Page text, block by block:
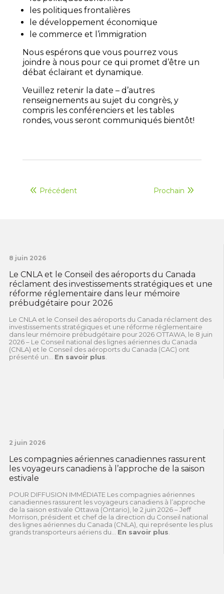
les politiques frontalières
le développement économique
le commerce et l’immigration
Nous espérons que vous pourrez vous
joindre à nous pour ce qui promet d’être un
débat éclairant et dynamique.
Veuillez retenir la date – d’autres
renseignements au sujet du congrès, y
compris les conférenciers et les tables
rondes, vous seront communiqués bientôt!
Précédent Prochain
8 juin 2026
Le CNLA et le Conseil des aéroports du Canada
réclament des investissements stratégiques et une
réforme réglementaire dans leur mémoire
prébudgétaire pour 2026
Le CNLA et le Conseil des aéroports du Canada réclament des
investissements stratégiques et une réforme réglementaire
dans leur mémoire prébudgétaire pour 2026 OTTAWA, le 8 juin
2026 – Le Conseil national des lignes aériennes du Canada
(CNLA) et le Conseil des aéroports du Canada (CAC) ont
présenté un... En savoir plus
2 juin 2026
Les compagnies aériennes canadiennes rassurent
les voyageurs canadiens à l’approche de la saison
estivale
POUR DIFFUSION IMMÉDIATE Les compagnies aériennes
canadiennes rassurent les voyageurs canadiens à l’approche
de la saison estivale Ottawa (Ontario), le 2 juin 2026 – Jeff
Morrison, président et chef de la direction du Conseil national
des lignes aériennes du Canada (CNLA), qui représente les plus
grands transporteurs aériens du... En savoir plus